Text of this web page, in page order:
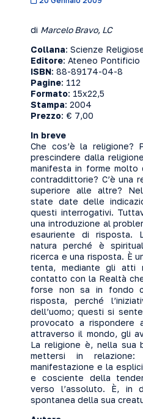
di Marcelo Bravo, LC
Collana: Scienze
Editore: Ateneo Pontificio
ISBN: 88-89174-04-8
Pagine: 112
Formato: 15x22,5
Stampa: 2004
Prezzo: € 7,00
In breve
Che cos’è la religione?
prescindere dalla
manifesta in forme
contraddittorie? C’è una
superiore alle altre?
state date delle
questi interrogativi.
una introduzione al
esauriente di risposta.
natura perché è
ricerca e una risposta. È
tenta, mediante gli atti
contatto con la Realtà
forse non sa in fondo
risposta, perché
dell’uomo; questi si
provocato a rispondere
attraverso il mondo, gli
La religione è, nella sua
mettersi in relazione:
manifestazione e la
e cosciente della
verso l’assoluto. È, in
spontanea della sua